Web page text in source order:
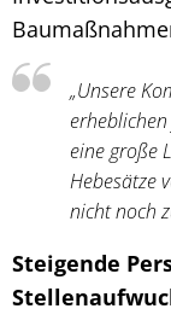
„Unsere
eine große
Hebesätze
nicht noch
Steigende